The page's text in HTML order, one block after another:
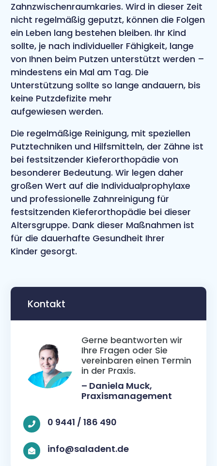
Zahnzwischenraumkaries. Wird in dieser Zeit
nicht regelmäßig geputzt, können die Folgen
ein Leben lang bestehen bleiben. Ihr Kind
sollte, je nach individueller Fähigkeit, lange
von Ihnen beim Putzen unterstützt werden –
mindestens ein Mal am Tag. Die
Unterstützung sollte so lange andauern, bis
keine Putzdefizite mehr
aufgewiesen werden.
Die regelmäßige Reinigung, mit speziellen
Putztechniken und Hilfsmitteln, der Zähne ist
bei festsitzender Kieferorthopädie von
besonderer Bedeutung. Wir legen daher
großen Wert auf die Individualprophylaxe
und professionelle Zahnreinigung für
festsitzenden Kieferorthopädie bei dieser
Altersgruppe. Dank dieser Maßnahmen ist
für die dauerhafte Gesundheit Ihrer
Kinder gesorgt.
Kontakt
Gerne beantworten wir
Ihre Fragen oder Sie
vereinbaren einen Termin
in der Praxis.
– Daniela Muck,
Praxismanagement
 0 9441 / 186 490
 info@saladent.de